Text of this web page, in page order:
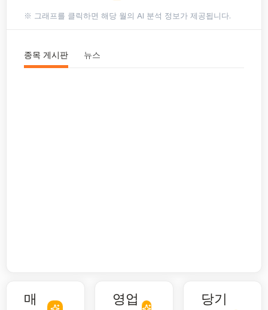
※ 그래프를 클릭하면 해당 월의 AI 분석 정보가 제공됩니다.
종목 게시판 뉴스
매
영업
당기